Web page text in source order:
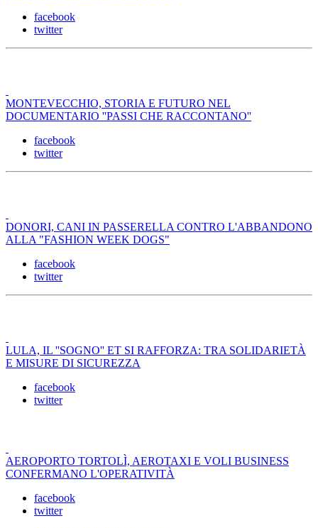
facebook
twitter
MONTEVECCHIO, STORIA E FUTURO NEL
DOCUMENTARIO ''PASSI CHE RACCONTANO''
facebook
twitter
DONORI, CANI IN PASSERELLA CONTRO L'ABBANDONO
ALLA "FASHION WEEK DOGS"
facebook
twitter
LULA, IL ''SOGNO'' ET SI RAFFORZA: TRA SOLIDARIETÀ
E MISURE DI SICUREZZA
facebook
twitter
AEROPORTO TORTOLÌ, AEROTAXI E VOLI BUSINESS
CONFERMANO L'OPERATIVITÀ
facebook
twitter